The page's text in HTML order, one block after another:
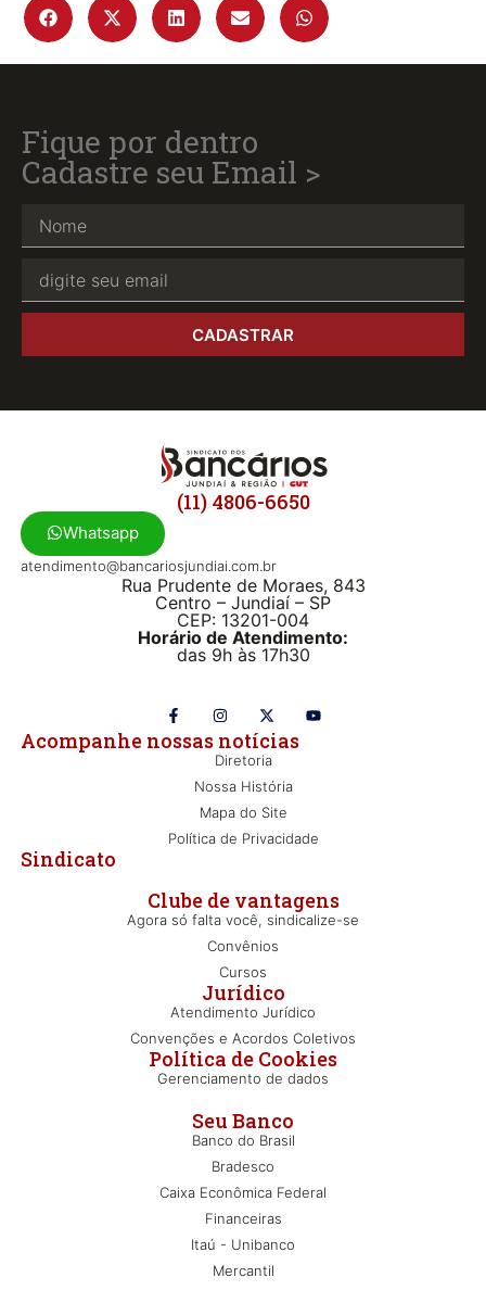
Fique por dentro
Cadastre seu Email >
CADASTRAR
Seu Banco
Banco do Brasil
Bradesco
Caixa Econômica Federal
Financeiras
Itaú - Unibanco
Mercantil
Clube de vantagens
Agora só falta você, sindicalize-se
Convênios
Cursos
Jurídico
Atendimento Jurídico
Convenções e Acordos Coletivos
Política de Cookies
Gerenciamento de dados
Sindicato
Diretoria
Nossa História
Mapa do Site
Política de Privacidade
Acompanhe nossas notícias
(11) 4806-6650
Whatsapp
atendimento@bancariosjundiai.com.br
Rua Prudente de Moraes, 843
Centro – Jundiaí – SP
CEP: 13201-004
Horário de Atendimento:
das 9h às 17h30